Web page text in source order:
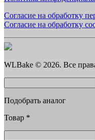
Согласие на обработку
Согласие на обработку
WLBake © 2026. Все
Подобрать аналог
Товар *